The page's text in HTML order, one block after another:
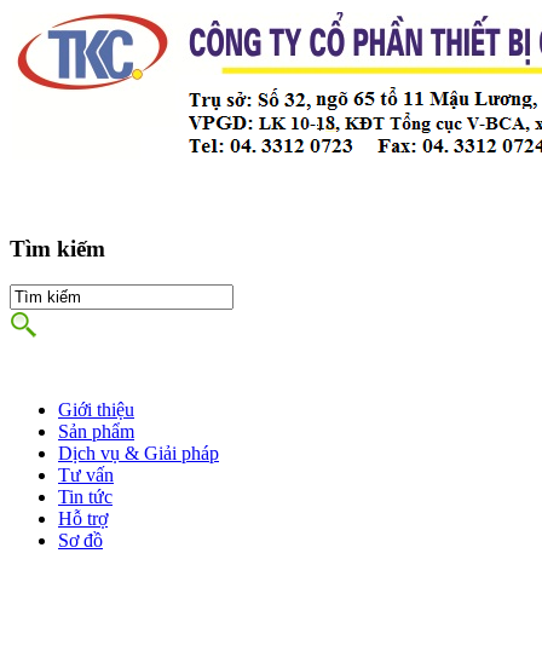
Tìm kiếm
Giới thiệu
Sản phẩm
Dịch vụ & Giải pháp
Tư vấn
Tin tức
Hỗ trợ
Sơ đồ